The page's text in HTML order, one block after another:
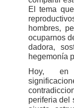
El tema
hombres,
ocuparnos
dadora,
hegemonía
Hoy, en
periferia del